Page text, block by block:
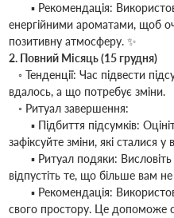
▪ Рекомендація:
енергійними ароматами, щоб
позитивну атмосферу. ✨
2. Повний Місяць (15 грудня)
◦ Тенденції: Час підвести
вдалось, а що потребує зміни.
◦ Ритуал завершення:
▪ Підбиття підсумків:
зафіксуйте зміни, які сталися
▪ Ритуал подяки: Висловіть
відпустіть те, що більше вам
▪ Рекомендація:
свого простору. Це допоможе